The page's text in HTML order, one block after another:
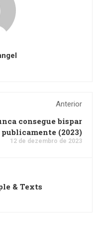
Anterior
consegue bispar
publicamente (2023)
12 de dezembro de 2023
& Texts